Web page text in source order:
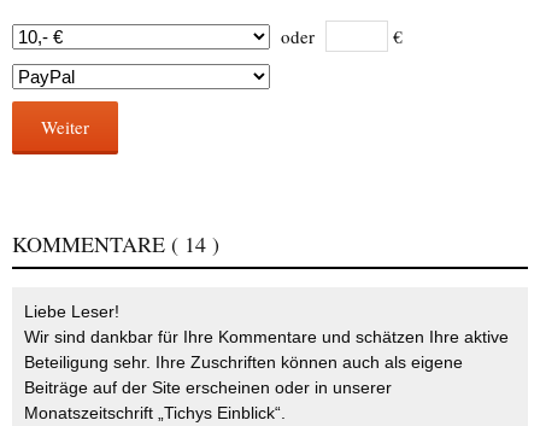
oder €
Weiter
KOMMENTARE ( 14 )
Liebe Leser!
Wir sind dankbar für Ihre Kommentare und schätzen Ihre aktive
Beteiligung sehr. Ihre Zuschriften können auch als eigene
Beiträge auf der Site erscheinen oder in unserer
Monatszeitschrift „Tichys Einblick“.